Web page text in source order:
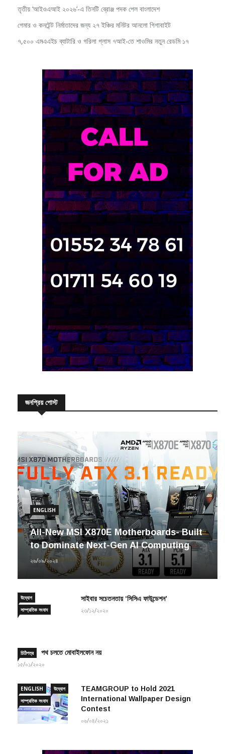
তৃতীয় ‘আইওএআই ২০২৬’-এ তিনটি ব্রোঞ্জ পদক পেল বাংলাদেশ
গেমার ও কনটেন্ট নির্মাতাদের জন্য ২৭ ইঞ্চির মনিটর আনলো গিগাবাইট
৭,৫০০ এমএএইচ ব্যাটারি ও গরিলা গ্লাস ৭আই-তে শাওমির নতুন রেডমি ১৭
জনপ্রিয় পোস্ট
ENGLISH
All-New MSI X870E Motherboards- Built
to Dominate Next-Gen AI Computing
২৬/০৯/২০২৪
উদ্যোগ
সাম্প্রতিক সংবাদ
সাইবার সচেতনতায় ‘সিসিএ ফাউন্ডেশন’
২৩/১২/২০২০
চিঠিপত্র পথ চলতে মোবাইলফোন নয়
১৫/০১/২০২০
ENGLISH
উদ্যোগ
সাম্প্রতিক সংবাদ
TEAMGROUP to Hold 2021
International Wallpaper Design
Contest
০৬/০৪/২০২১